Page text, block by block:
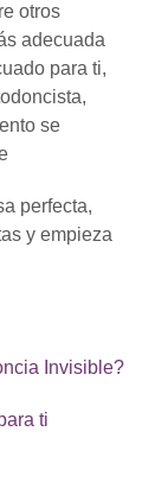
otros
adecuada
para ti,
se
perfecta,
y empieza
Invisible?
ti